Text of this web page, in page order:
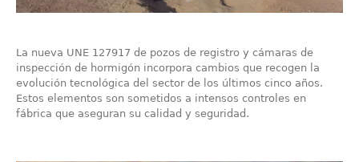
La nueva UNE 127917 de pozos de registro y cámaras de
inspección de hormigón incorpora cambios que recogen la
evolución tecnológica del sector de los últimos cinco años.
Estos elementos son sometidos a intensos controles en
fábrica que aseguran su calidad y seguridad.